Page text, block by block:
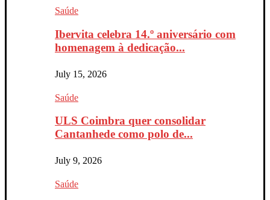
Saúde
Ibervita celebra 14.º aniversário com
homenagem à dedicação...
July 15, 2026
Saúde
ULS Coimbra quer consolidar
Cantanhede como polo de...
July 9, 2026
Saúde